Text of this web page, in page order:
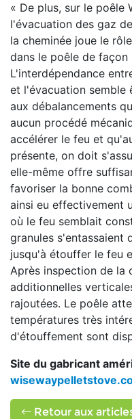
« De plus, sur le poêle
l'évacuation des gaz
la cheminée joue le
dans le poêle de
L'interdépendance
et l'évacuation semble
aux débalancements
aucun procédé
accélérer le feu et
présente, on doit
elle-même offre
favoriser la bonne
ainsi eu effectivement
où le feu semblait
granules s'entassaient
jusqu'à étouffer le feu
Après inspection de la
additionnelles
rajoutées. Le poêle
températures très
d'étouffement sont
Site du gabricant
Retour aux